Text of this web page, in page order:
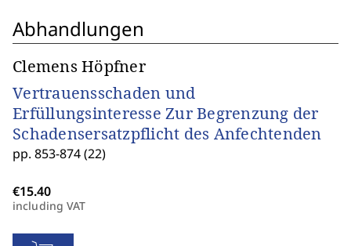
Abhandlungen
Clemens Höpfner
Vertrauensschaden und
Erfüllungsinteresse Zur Begrenzung der
Schadensersatzpflicht des Anfechtenden
pp. 853-874 (22)
including VAT